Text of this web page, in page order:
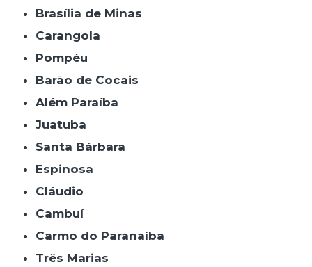
Brasília de Minas
Carangola
Pompéu
Barão de Cocais
Além Paraíba
Juatuba
Santa Bárbara
Espinosa
Cláudio
Cambuí
Carmo do Paranaíba
Três Marias